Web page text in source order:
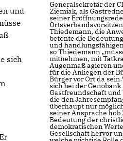
und
sich
Generalsekretär der
Ziemiak, als
seiner
Thiedemann, die
betonte die
und handlungsfähigen
so Thiedemann
mitnehmen, mit
Augenmaß agieren
für die Anliegen der
Bürger vor Ort da
sich bei der
Gastfreundschaft
die den
überhaupt nur
seiner Ansprache hob
Bedeutung der
demokratischen
Gesellschaft hervor